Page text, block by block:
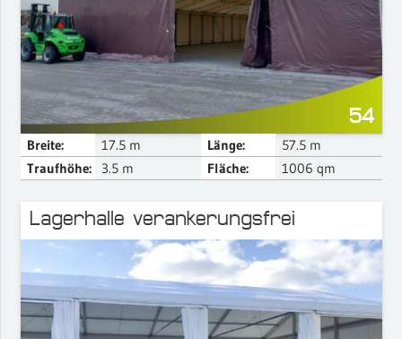
54
Breite: 17.5m Länge: 57.5 m
Traufhöhe:
3.5m Fläche: 1006 qm
Lagerhalle verankerungsfrei